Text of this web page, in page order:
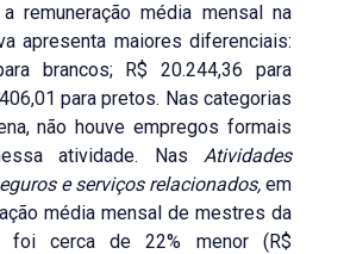
remuneração média mensal na
apresenta maiores diferenciais:
brancos; R$ 20.244,36 para
para pretos. Nas categorias
não houve empregos formais
atividade. Nas Atividades
e serviços relacionados, em
média mensal de mestres da
foi cerca de 22% menor (R$